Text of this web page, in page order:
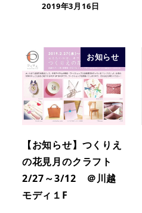
2019年3月16日
お知らせ
【お知らせ】つくりえ
の花見月のクラフト
2/27～3/12 ＠川越
モディ１F